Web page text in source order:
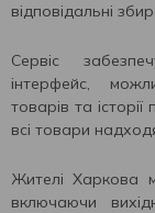
відповідальні
Сервіс
інтерфейс,
товарів та
всі товари
Жителі Харкова
включаючи